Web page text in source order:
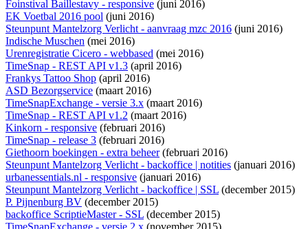
Foinstival Baillestavy - responsive (juni 2016)
EK Voetbal 2016 pool (juni 2016)
Steunpunt Mantelzorg Verlicht - aanvraag mzc 2016 (juni 2016)
Indische Muschen (mei 2016)
Urenregistratie Cicero - webbased (mei 2016)
TimeSnap - REST API v1.3 (april 2016)
Frankys Tattoo Shop (april 2016)
ASD Bezorgservice (maart 2016)
TimeSnapExchange - versie 3.x (maart 2016)
TimeSnap - REST API v1.2 (maart 2016)
Kinkorn - responsive (februari 2016)
TimeSnap - release 3 (februari 2016)
Giethoorn boekingen - extra beheer(februari 2016)
Steunpunt Mantelzorg Verlicht - backoffice | notities (januari 2016)
urbanessentials.nl - responsive (januari 2016)
Steunpunt Mantelzorg Verlicht - backoffice | SSL (december 2015)
P. Pijnenburg BV (december 2015)
backoffice ScriptieMaster - SSL (december 2015)